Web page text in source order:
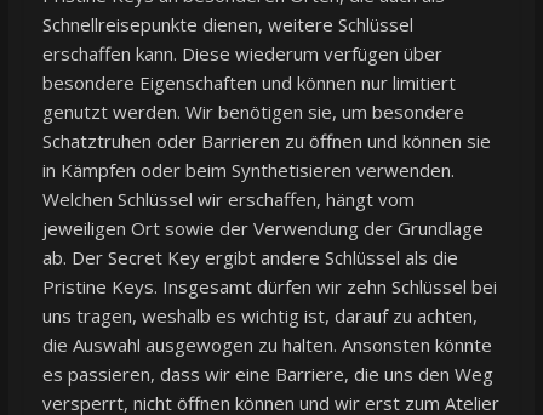
Schnellreisepunkte dienen, weitere Schlüssel
erschaffen kann. Diese wiederum verfügen über
besondere Eigenschaften und können nur limitiert
genutzt werden. Wir benötigen sie, um besondere
Schatztruhen oder Barrieren zu öffnen und können sie
in Kämpfen oder beim Synthetisieren verwenden.
Welchen Schlüssel wir erschaffen, hängt vom
jeweiligen Ort sowie der Verwendung der Grundlage
ab. Der Secret Key ergibt andere Schlüssel als die
Pristine Keys. Insgesamt dürfen wir zehn Schlüssel bei
uns tragen, weshalb es wichtig ist, darauf zu achten,
die Auswahl ausgewogen zu halten. Ansonsten könnte
es passieren, dass wir eine Barriere, die uns den Weg
versperrt, nicht öffnen können und wir erst zum Atelier